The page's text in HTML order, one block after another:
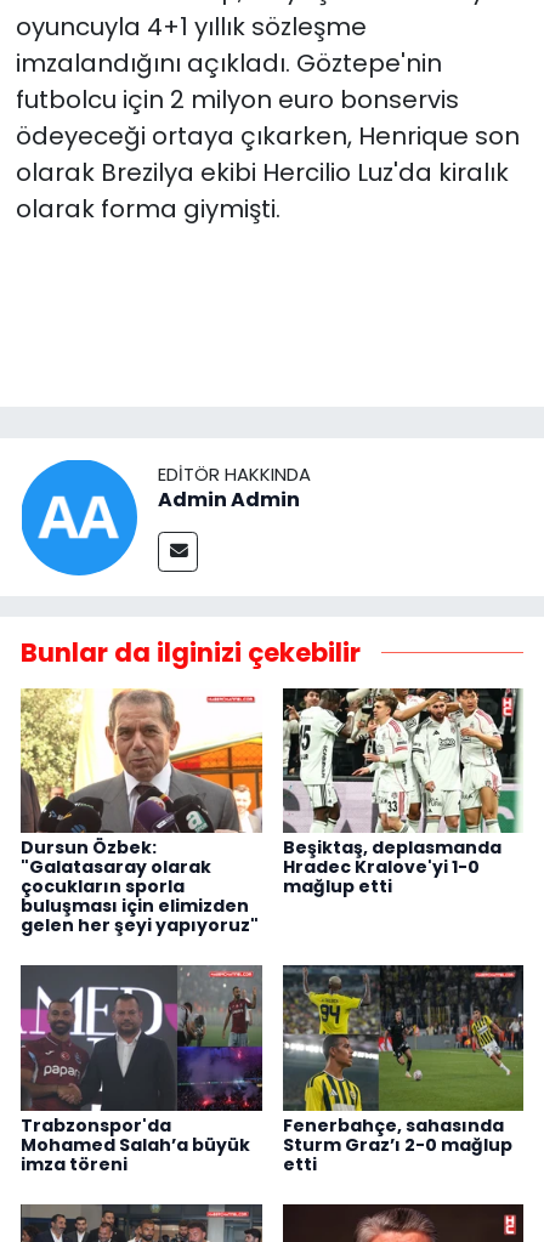
oyuncuyla 4+1 yıllık sözleşme
imzalandığını açıkladı. Göztepe'nin
futbolcu için 2 milyon euro bonservis
ödeyeceği ortaya çıkarken, Henrique son
olarak Brezilya ekibi Hercilio Luz'da kiralık
olarak forma giymişti.
EDITÖR HAKKINDA
Admin Admin
Bunlar da ilginizi çekebilir
Dursun Özbek:
"Galatasaray olarak
çocukların sporla
buluşması için elimizden
gelen her şeyi yapıyoruz"
Beşiktaş, deplasmanda
Hradec Kralove'yi 1-0
mağlup etti
Trabzonspor'da
Mohamed Salah’a büyük
imza töreni
Fenerbahçe, sahasında
Sturm Graz’ı 2-0 mağlup
etti